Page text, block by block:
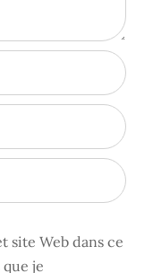
site Web dans ce
je